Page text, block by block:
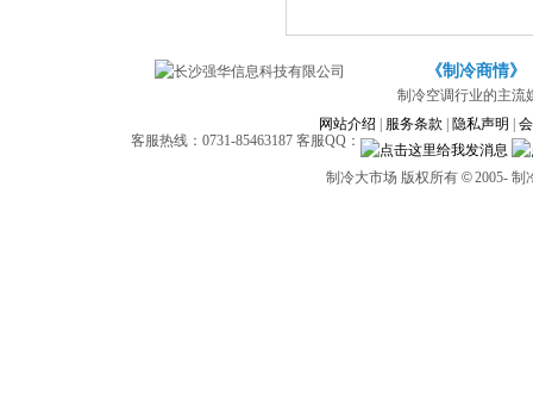
《制冷商情》
制冷空调行业的主流
网站介绍
服务条款 隐私声明
客服热线：0731-85463187 客服QQ：
制冷大市场 版权所有 ©2005- 制